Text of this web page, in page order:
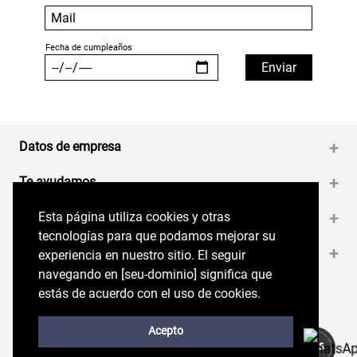
Esta página utiliza cookies y otras
tecnologías para que podamos mejorar su
experiencia en nuestro sitio. El seguir
navegando en perryellis.cl significa que estás
de acuerdo con el uso de cookies.
Acepto
Esta página utiliza cookies y otras
tecnologías para que podamos mejorar su
experiencia en nuestro sitio. El seguir
navegando en [seu-dominio] significa que
estás de acuerdo con el uso de cookies.
Acepto
Datos de empresa +
Te ayudamos +
Medios de pago +
Contáctanos +
Síguenos en nuestras RRSS
Trabaja con Nosotros